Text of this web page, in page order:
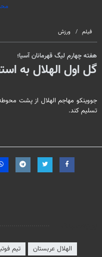
فیلم ورزش
هفته چهارم لیگ قهرمانان آسیا؛
گل اول الهلال به
جووینکو مهاجم الهلال از پشت
تسلیم کند.
الهلال عربستان
تیم